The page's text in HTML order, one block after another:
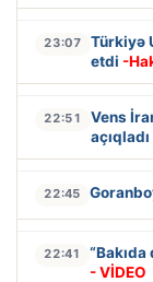
23:07
Türkiyə
etdi -
22:51
Vens
açıqladı
22:45
22:41
- VİDEO